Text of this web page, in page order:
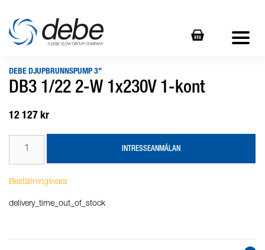
DEBE DJUPBRUNNSPUMP 3"
DB3 1/22 2-W 1x230V 1-kont
12 127 kr
INTRESSEANMÄLAN
Beställningsvara
delivery_time_out_of_stock